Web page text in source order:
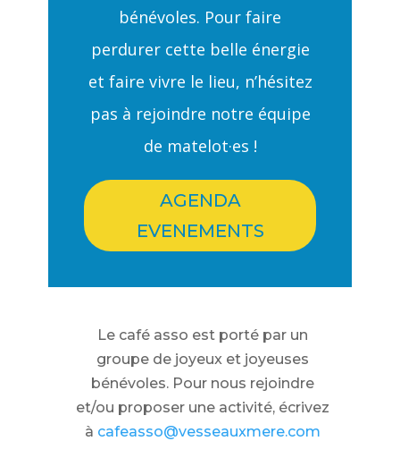
bénévoles. Pour faire
perdurer cette belle énergie
et faire vivre le lieu, n’hésitez
pas à rejoindre notre équipe
de matelot·es !
AGENDA
EVENEMENTS
Le café asso est porté par un
groupe de joyeux et joyeuses
bénévoles. Pour nous rejoindre
et/ou proposer une activité, écrivez
à cafeasso@vesseauxmere.com